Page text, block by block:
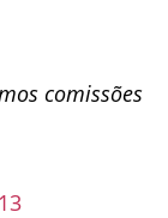
comissões